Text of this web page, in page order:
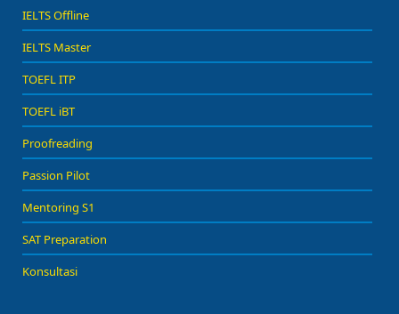
IELTS Offline
IELTS Master
TOEFL ITP
TOEFL iBT
Proofreading
Passion Pilot
Mentoring S1
SAT Preparation
Konsultasi